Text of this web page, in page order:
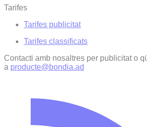
Tarifes
Tarifes publicitat
Tarifes classificats
Contacti amb nosaltres per publicitat o
a producte@bondia.ad